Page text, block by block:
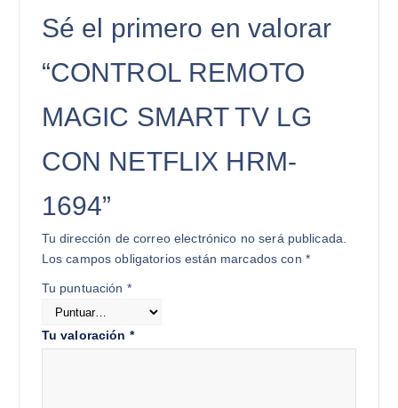
Sé el primero en valorar
“CONTROL REMOTO
MAGIC SMART TV LG
CON NETFLIX HRM-
1694”
Tu dirección de correo electrónico no será publicada.
Los campos obligatorios están marcados con *
Tu puntuación *
Tu valoración *